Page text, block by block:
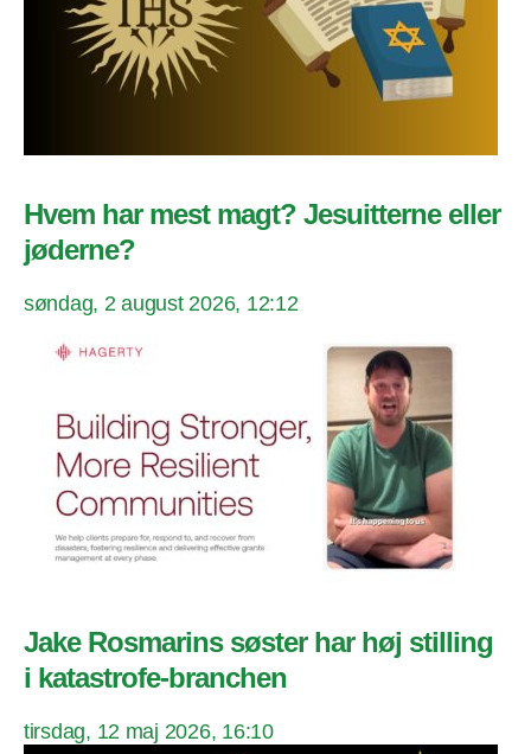
Hvem har mest magt? Jesuitterne eller
jøderne?
søndag, 2 august 2026, 12:12
Jake Rosmarins søster har høj stilling
i katastrofe-branchen
tirsdag, 12 maj 2026, 16:10